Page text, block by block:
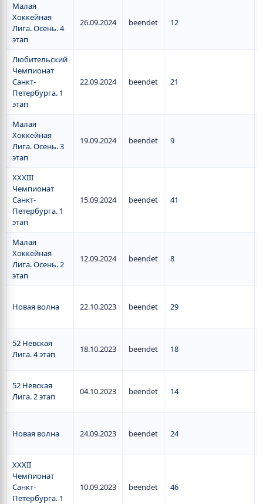
Малая
Хоккейная
Лига. Осень. 4
этап
26.09.2024 beendet 12
Любительский
Чемпионат
Санкт-
Петербурга. 1
этап
22.09.2024 beendet 21
Малая
Хоккейная
Лига. Осень. 3
этап
19.09.2024 beendet 9
XXXIII
Чемпионат
Санкт-
Петербурга. 1
этап
15.09.2024 beendet 41
Малая
Хоккейная
Лига. Осень. 2
этап
12.09.2024 beendet 8
Новая волна 22.10.2023 beendet 29
52 Невская
Лига. 4 этап
18.10.2023 beendet 18
52 Невская
Лига. 2 этап
04.10.2023 beendet 14
Новая волна 24.09.2023 beendet 24
ХХХII
Чемпионат
Санкт-
Петербурга. 1
10.09.2023 beendet 46